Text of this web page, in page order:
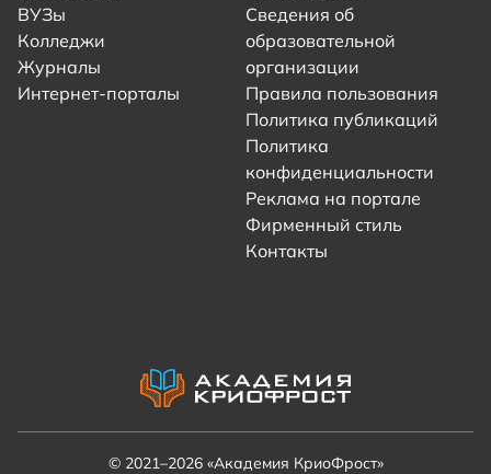
ВУЗы
Колледжи
Журналы
Интернет-порталы
Сведения об
образовательной
организации
Правила пользования
Политика публикаций
Политика
конфиденциальности
Реклама на портале
Фирменный стиль
Контакты
© 2021–2026 «Академия КриоФрост»